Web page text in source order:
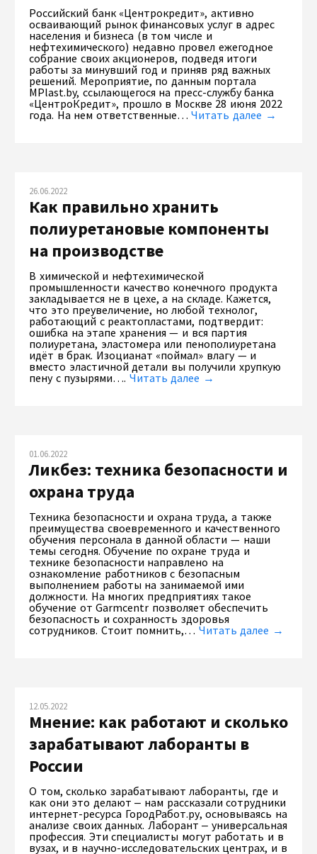
Российский банк «Центрокредит», активно
осваивающий рынок финансовых услуг в адрес
населения и бизнеса (в том числе и
нефтехимического) недавно провел ежегодное
собрание своих акционеров, подведя итоги
работы за минувший год и приняв ряд важных
решений. Мероприятие, по данным портала
MPlast.by, ссылающегося на пресс-службу банка
«ЦентроКредит», прошло в Москве 28 июня 2022
года. На нем ответственные…Читать далее →
26.06.2022
Как правильно хранить
полиуретановые компоненты
на производстве
В химической и нефтехимической
промышленности качество конечного продукта
закладывается не в цехе, а на складе. Кажется,
что это преувеличение, но любой технолог,
работающий с реактопластами, подтвердит:
ошибка на этапе хранения — и вся партия
полиуретана, эластомера или пенополиуретана
идёт в брак. Изоцианат «поймал» влагу — и
вместо эластичной детали вы получили хрупкую
пену с пузырями…. Читать далее →
01.06.2022
Ликбез: техника безопасности и
охрана труда
Техника безопасности и охрана труда, а также
преимущества своевременного и качественного
обучения персонала в данной области — наши
темы сегодня. Обучение по охране труда и
технике безопасности направлено на
ознакомление работников с безопасным
выполнением работы на занимаемой ими
должности. На многих предприятиях такое
обучение от Garmcentr позволяет обеспечить
безопасность и сохранность здоровья
сотрудников. Стоит помнить,… Читать далее →
12.05.2022
Мнение: как работают и сколько
зарабатывают лаборанты в
России
О том, сколько зарабатывают лаборанты, где и
как они это делают ‒ нам рассказали сотрудники
интернет-ресурса ГородРабот.ру, основываясь на
анализе своих данных. Лаборант ‒ универсальная
профессия. Эти специалисты могут работать и в
вузах, и в научно-исследовательских центрах, и в